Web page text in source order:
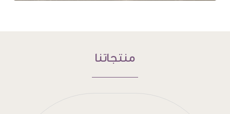
منتجاتنا